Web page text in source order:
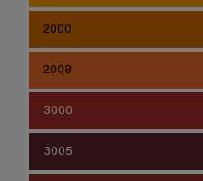
2000
2008
3000
3005